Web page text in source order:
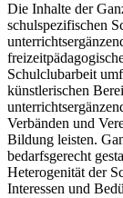
Die Inhalte der
schulspezifischen
Schulclubarbeit
künstlerischen
Verbänden und
Bildung leisten.
bedarfsgerecht
Heterogenität der
Interessen und